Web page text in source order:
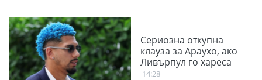
Сериозна откупна
клауза за Араухо, ако
Ливърпул го хареса
14:28